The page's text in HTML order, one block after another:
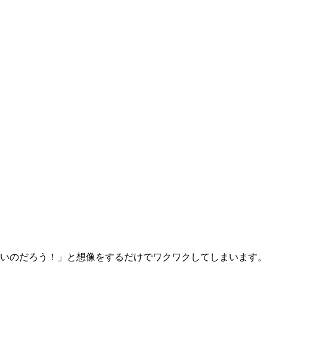
だろう！」と想像をするだけでワクワクしてしまいます。